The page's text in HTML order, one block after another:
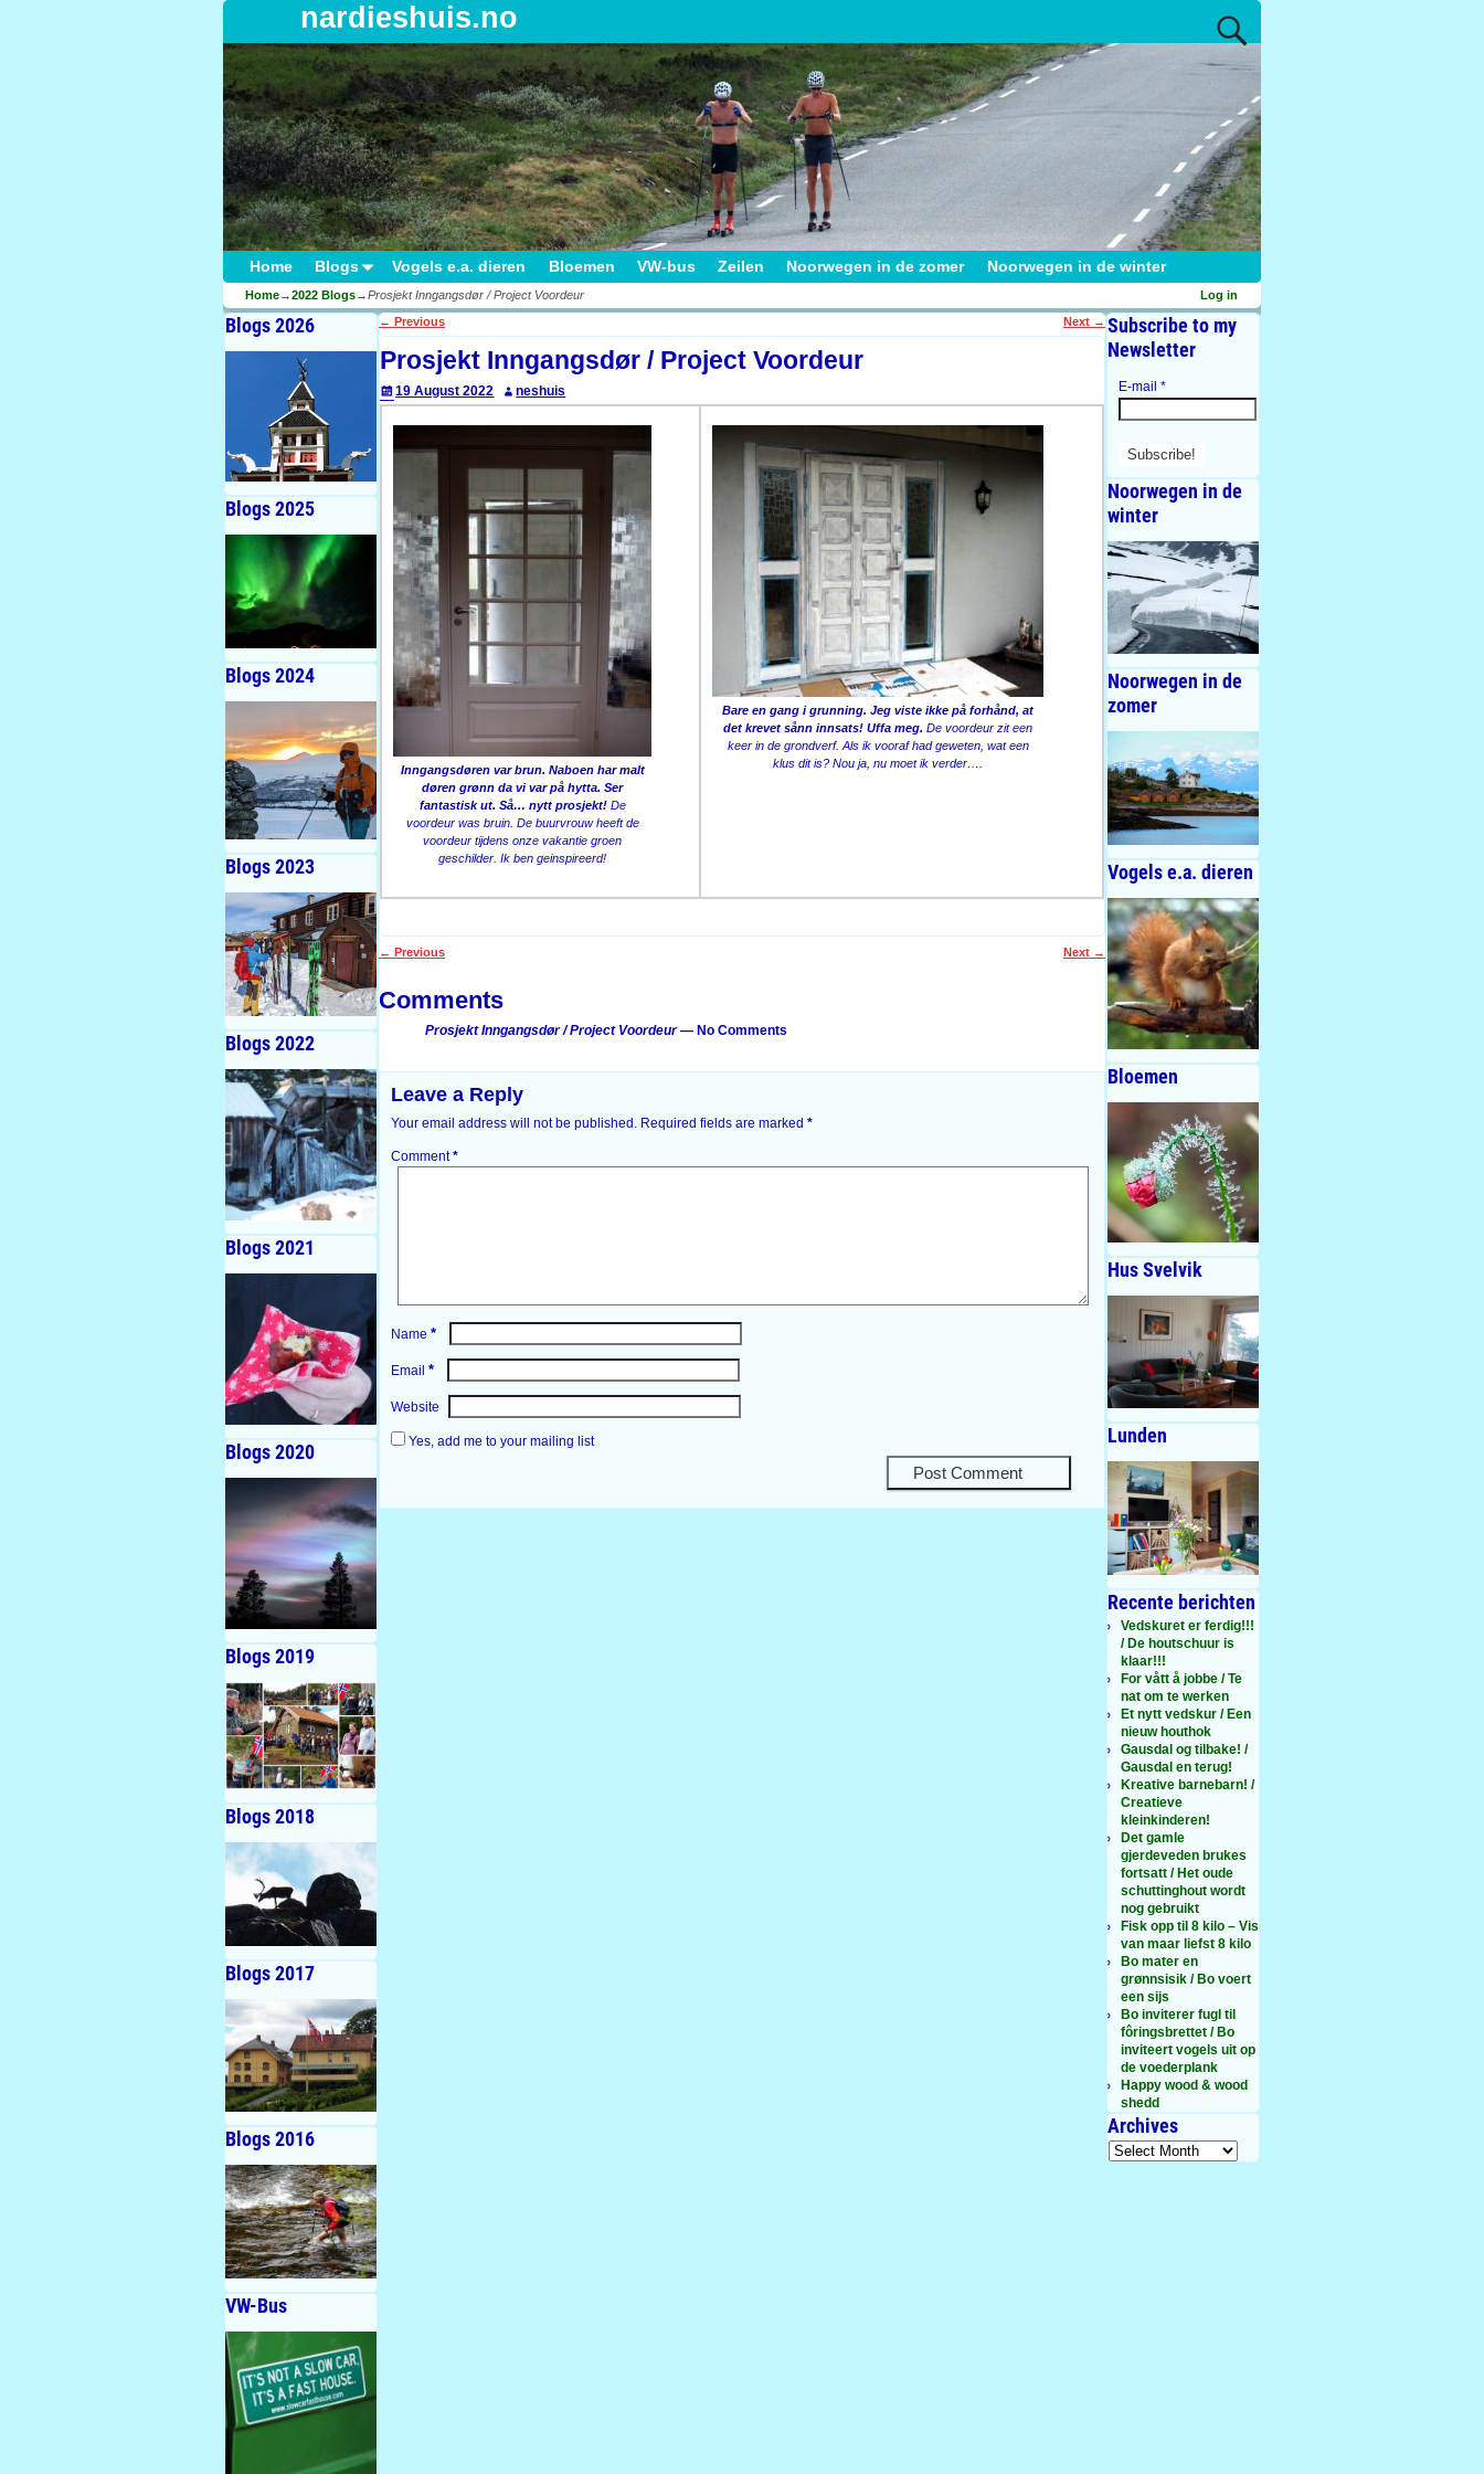
nardieshuis.no
Home Blogs Vogels e.a. dieren Bloemen VW-bus Zeilen Noorwegen in de zomer Noorwegen in de winter
Home→2022 Blogs→Prosjekt Inngangsdør / Project Voordeur Log in
Post navigation
← Previous Next →
Prosjekt Inngangsdør / Project Voordeur
19 August 2022 neshuis
Inngangsdøren var brun. Naboen har malt
døren grønn da vi var på hytta. Ser
fantastisk ut. Så… nytt prosjekt!De
voordeur was bruin. De buurvrouw heeft de
voordeur tijdens onze vakantie groen
geschilder. Ik ben geinspireerd!
Bare en gang i grunning. Jeg viste ikke på forhånd, at
det krevet sånn innsats! Uffa meg. De voordeur zit een
keer in de grondverf. Als ik vooraf had geweten, wat een
klus dit is? Nou ja, nu moet ik verder….
← Previous Next →
Comments
Prosjekt Inngangsdør / Project Voordeur— No Comments
Leave a Reply
Your email address will not be published. Required fields are marked *
Comment*
Name *
Email *
Website
Yes, add me to your mailing list
Blogs 2026
Blogs 2025
Blogs 2024
Blogs 2023
Blogs 2022
Blogs 2021
Blogs 2020
Blogs 2019
Blogs 2018
Blogs 2017
Blogs 2016
VW-Bus
Subscribe to my
Newsletter
E-mail *
Noorwegen in de
winter
Noorwegen in de
zomer
Vogels e.a. dieren
Bloemen
Hus Svelvik
Lunden
Recente berichten
Vedskuret er ferdig!!!
/ De houtschuur is
klaar!!!
For vått å jobbe / Te
nat om te werken
Et nytt vedskur / Een
nieuw houthok
Gausdal og tilbake! /
Gausdal en terug!
Kreative barnebarn! /
Creatieve
kleinkinderen!
Det gamle
gjerdeveden brukes
fortsatt / Het oude
schuttinghout wordt
nog gebruikt
Fisk opp til 8 kilo – Vis
van maar liefst 8 kilo
Bo mater en
grønnsisik / Bo voert
een sijs
Bo inviterer fugl til
fôringsbrettet / Bo
inviteert vogels uit op
de voederplank
Happy wood & wood
shedd
Archives